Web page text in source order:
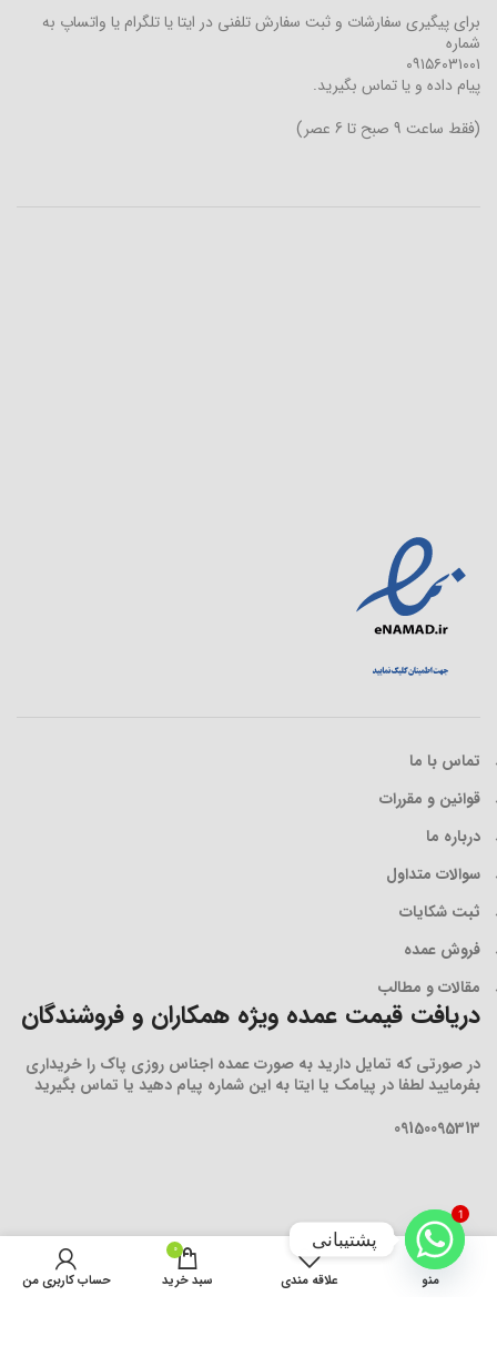
برای پیگیری سفارشات و ثبت سفارش تلفنی در ایتا یا تلگرام یا واتساپ به
شماره
۰۹۱۵۶۰۳۱۰۰۱
پیام داده و یا تماس بگیرید.
(فقط ساعت 9 صبح تا 6 عصر)
تماس با ما
قوانین و مقررات
درباره ما
سوالات متداول
ثبت شکایات
فروش عمده
مقالات و مطالب
دریافت قیمت عمده ویژه همکاران و فروشندگان
در صورتی که تمایل دارید به صورت عمده اجناس روزی پاک را خریداری
بفرمایید لطفا در پیامک یا ایتا به این شماره پیام دهید یا تماس بگیرید
09150095313
افزودن به سبد خرید
منو علاقه مندی
0
سبد خرید حساب کاربری من
1
پشتیبانی